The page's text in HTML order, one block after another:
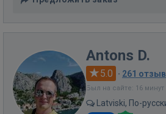
Antons D.
5.0 · 261
Был на сайте: 16 минут
Latviski, По-